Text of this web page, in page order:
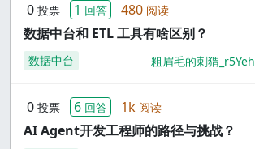
0 投票 1 回答 480 阅读
数据中台和 ETL 工具有啥区别？
数据中台 粗眉毛的刺猬_r5Yeh
0 投票 6 回答 1k 阅读
AI Agent开发工程师的路径与挑战？